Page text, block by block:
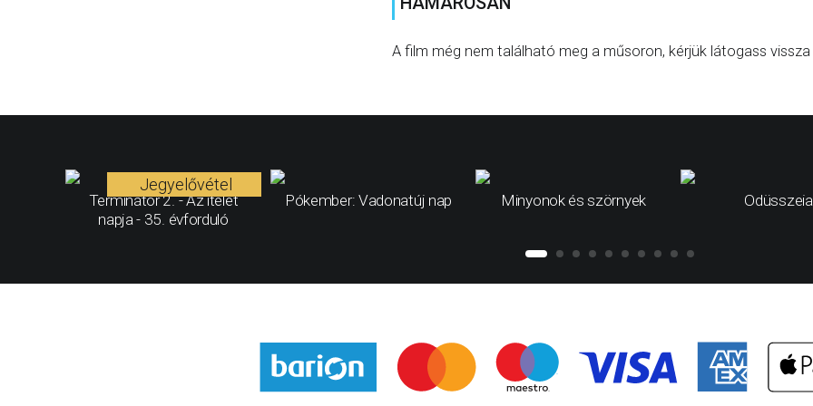
A film még nem található meg a műsoron, kérjük látogass vissza
Terminátor 2. - Az ítélet
napja - 35. évforduló
Jegyelővétel
Pókember: Vadonatúj nap Minyonok és szörnyek Odüsszeia